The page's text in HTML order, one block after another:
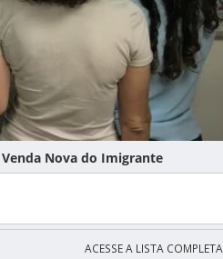
Nova do Imigrante
ACESSE A LISTA COMPLETA